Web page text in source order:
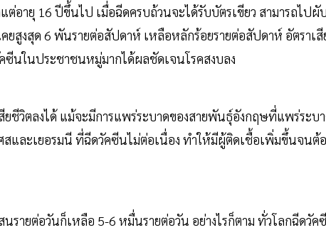
อายุ 16 ปีขึ้นไป เมื่อฉีดครบถ้วนจะได้รับบัตรเขียว สามารถไปผั
สูงสุด 6 พันรายต่อสัปดาห์ เหลือหลักร้อยรายต่อสัปดาห์ อัตราเสี
นในประชาชนหมู่มากได้ผลชัดเจนโรคสงบลง
ชีวิตลงได้ แม้จะมีการแพร่ระบาดของสายพันธุ์อังกฤษที่แพร่ระบ
และเยอรมนี ที่ฉีดวัคซีนไม่ต่อเนื่อง ทำให้มีผู้ติดเชื้อเพิ่มขึ้นจนต้
รายต่อวันก็เหลือ 5-6 หมื่นรายต่อวัน อย่างไรก็ตาม ทั่วโลกฉีดวัค